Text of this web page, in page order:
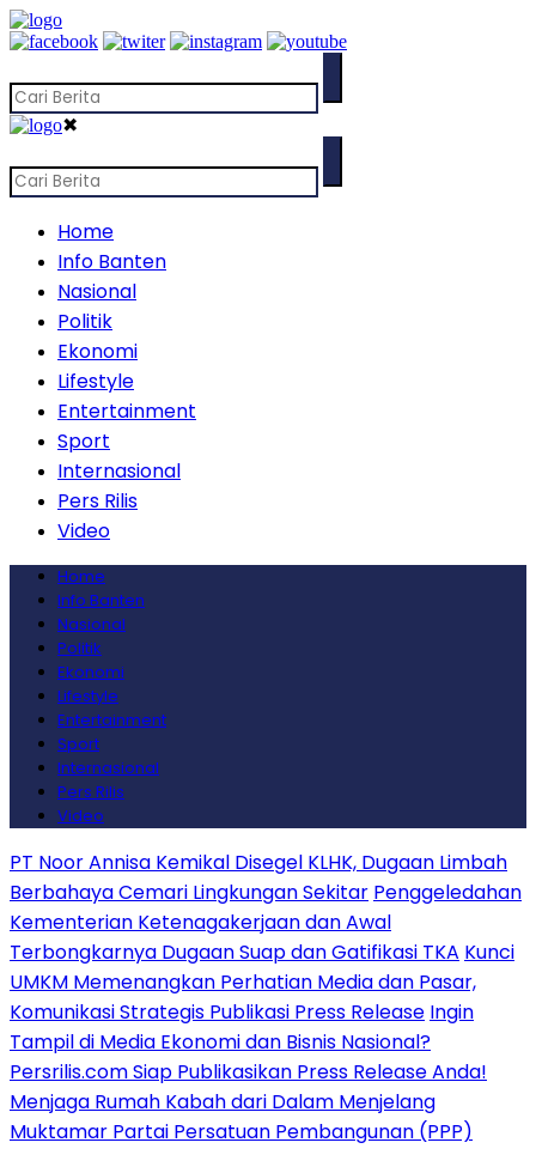
✖
Home
Info Banten
Nasional
Politik
Ekonomi
Lifestyle
Entertainment
Sport
Internasional
Pers Rilis
Video
Home
Info Banten
Nasional
Politik
Ekonomi
Lifestyle
Entertainment
Sport
Internasional
Pers Rilis
Video
PT Noor Annisa Kemikal Disegel KLHK, Dugaan Limbah
Berbahaya Cemari Lingkungan Sekitar Penggeledahan
Kementerian Ketenagakerjaan dan Awal
Terbongkarnya Dugaan Suap dan Gatifikasi TKA Kunci
UMKM Memenangkan Perhatian Media dan Pasar,
Komunikasi Strategis Publikasi Press Release Ingin
Tampil di Media Ekonomi dan Bisnis Nasional?
Persrilis.com Siap Publikasikan Press Release Anda!
Menjaga Rumah Kabah dari Dalam Menjelang
Muktamar Partai Persatuan Pembangunan (PPP)